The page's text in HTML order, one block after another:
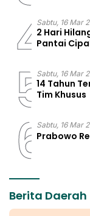
4Sabtu, 16 Mar
2 Hari
Pantai
5Sabtu, 16 Mar
14 Tahun
Tim Khusus
6Sabtu, 16 Mar
Prabowo
Berita Daerah